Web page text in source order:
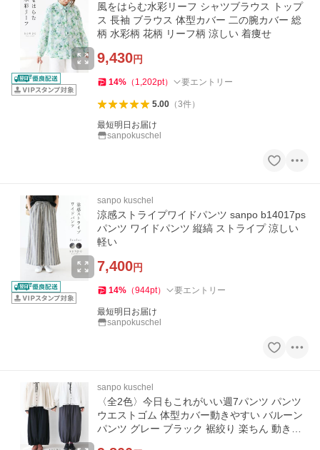
風をはらむ水彩リーフ シャツブラウス トップ
ス 長袖 ブラウス 体型カバー 二の腕カバー 総
柄 水彩柄 花柄 リーフ柄 涼しい 着痩せ
9,430円
14% （ 1,202pt） 要エントリー
5.00（3件）
最短明日お届け
sanpokuschel
sanpo kuschel
涼感ストライプワイドパンツ sanpo b14017ps
パンツ ワイドパンツ 縦縞 ストライプ 涼しい
軽い
7,400円
14% （944pt） 要エントリー
最短明日お届け
sanpokuschel
sanpo kuschel
〈全2色〉今日もこれがいい週7パンツ パンツ
ウエストゴム 体型カバー動きやすい バルーン
パンツ グレー ブラック 裾絞り 楽ちん 動きや